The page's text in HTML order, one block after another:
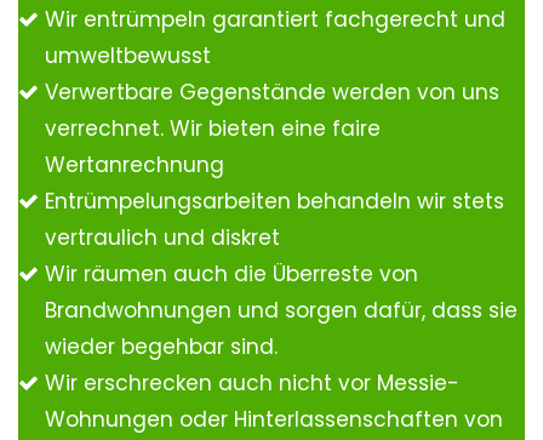
Wir entrümpeln garantiert fachgerecht und
umweltbewusst
Verwertbare Gegenstände werden von uns
verrechnet. Wir bieten eine faire
Wertanrechnung
Entrümpelungsarbeiten behandeln wir stets
vertraulich und diskret
Wir räumen auch die Überreste von
Brandwohnungen und sorgen dafür, dass sie
wieder begehbar sind.
Wir erschrecken auch nicht vor Messie-
Wohnungen oder Hinterlassenschaften von